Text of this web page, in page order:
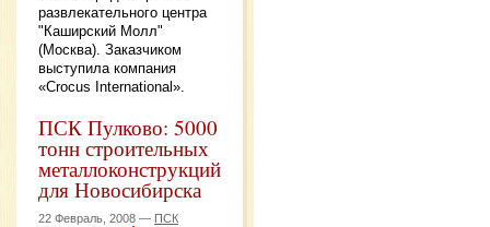
развлекательного центра
"Каширский Молл"
(Москва). Заказчиком
выступила компания
«Crocus International».
ПСК Пулково: 5000
тонн строительных
металлоконструкций
для Новосибирска
22 Февраль, 2008 — ПСК